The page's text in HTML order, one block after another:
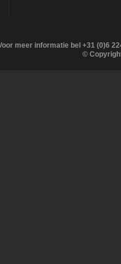
meer informatie bel +31 (0)6
©